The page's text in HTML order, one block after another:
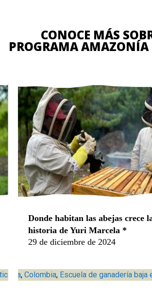
CONOCE MÁS
PROGRAMA AMAZONÍA
, Colombia, Escuela de ganadería baja
Donde habitan las abejas crece
historia de Yuri Marcela *
29 de diciembre de 2024
Colombia,Ganadería
Solidaridad Network